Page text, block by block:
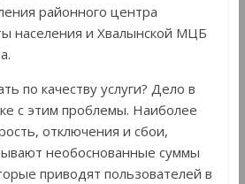
районного центра
населения и Хвалынской МЦБ
по качеству услуги? Дело в
с этим проблемы. Наиболее
отключения и сбои,
необоснованные суммы
приводят пользователей в